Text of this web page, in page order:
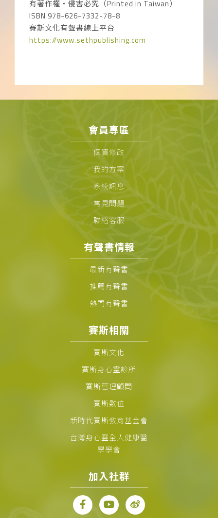
有著作權‧侵害必究（Printed in Taiwan）
ISBN 978-626-7332-78-8
賽斯文化有聲書線上平台
https://www.sethpublishing.com
會員專區
個資修改
我的方案
系統訊息
常見問題
聯絡客服
有聲書情報
最新有聲書
推薦有聲書
熱門有聲書
賽斯相關
賽斯文化
賽斯身心靈診所
賽斯管理顧問
賽斯數位
新時代賽斯教育基金會
台灣身心靈全人健康醫
學學會
加入社群